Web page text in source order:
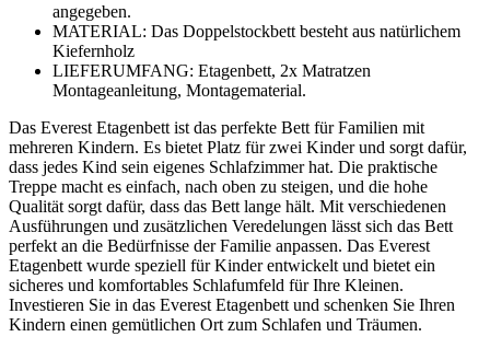
angegeben.
MATERIAL: Das Doppelstockbett besteht aus natürlichem
Kiefernholz
LIEFERUMFANG: Etagenbett, 2x Matratzen
Montageanleitung, Montagematerial.
Das Everest Etagenbett ist das perfekte Bett für Familien mit
mehreren Kindern. Es bietet Platz für zwei Kinder und sorgt dafür,
dass jedes Kind sein eigenes Schlafzimmer hat. Die praktische
Treppe macht es einfach, nach oben zu steigen, und die hohe
Qualität sorgt dafür, dass das Bett lange hält. Mit verschiedenen
Ausführungen und zusätzlichen Veredelungen lässt sich das Bett
perfekt an die Bedürfnisse der Familie anpassen. Das Everest
Etagenbett wurde speziell für Kinder entwickelt und bietet ein
sicheres und komfortables Schlafumfeld für Ihre Kleinen.
Investieren Sie in das Everest Etagenbett und schenken Sie Ihren
Kindern einen gemütlichen Ort zum Schlafen und Träumen.